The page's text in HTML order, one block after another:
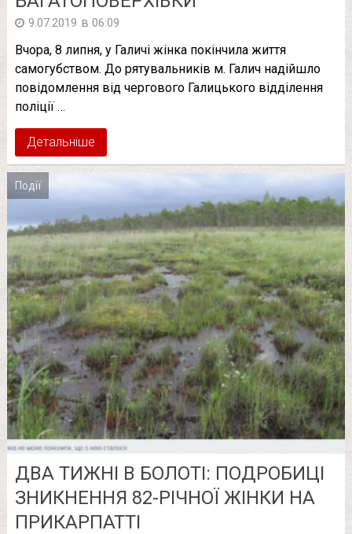
9.07.2019 в 06:09
Вчора, 8 липня, у Галичі жінка покінчила життя
самогубством. До рятувальників м. Галич надійшло
повідомлення від чергового Галицького відділення
поліції …
Детальніше
Події
ДВА ТИЖНІ В БОЛОТІ: ПОДРОБИЦІ
ЗНИКНЕННЯ 82-РІЧНОЇ ЖІНКИ НА
ПРИКАРПАТТІ